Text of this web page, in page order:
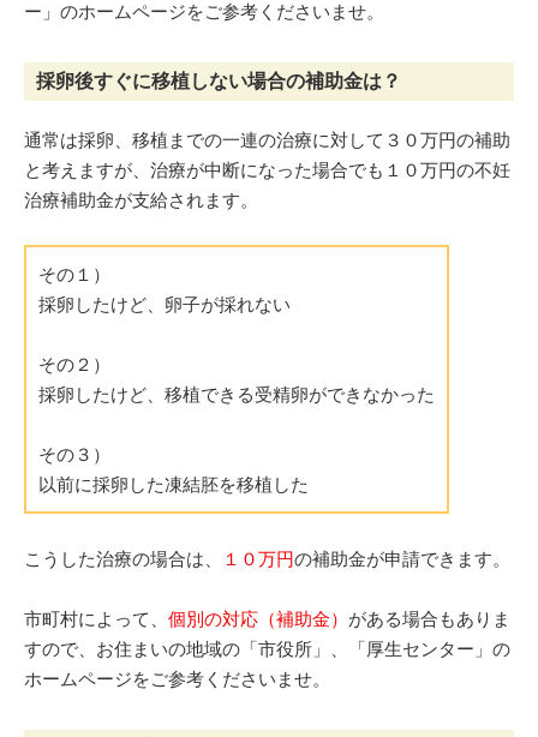
ー」のホームページをご参考くださいませ。
採卵後すぐに移植しない場合の補助金は？
通常は採卵、移植までの一連の治療に対して３０万円の補助
と考えますが、治療が中断になった場合でも１０万円の不妊
治療補助金が支給されます。
その１）
採卵したけど、卵子が採れない
その２）
採卵したけど、移植できる受精卵ができなかった
その３）
以前に採卵した凍結胚を移植した
こうした治療の場合は、 １０万円の補助金が申請できます。
市町村によって、 個別の対応（補助金） がある場合もありま
すので、お住まいの地域の「市役所」、「厚生センター」の
ホームページをご参考くださいませ。